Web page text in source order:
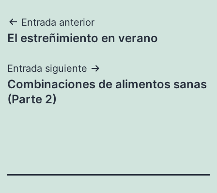
Navegación
de
entradas
Entrada anterior
El estreñimiento en verano
Entrada siguiente
Combinaciones de alimentos sanas
(Parte 2)